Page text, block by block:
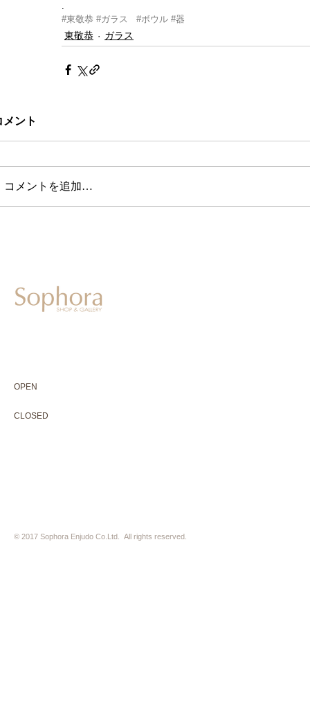
.
#東敬恭 #ガラス #ボウル #器
東敬恭 ガラス
メント
コメントを追加…
OPEN
CLOSED
© 2017 Sophora Enjudo Co.Ltd. All rights reserved.